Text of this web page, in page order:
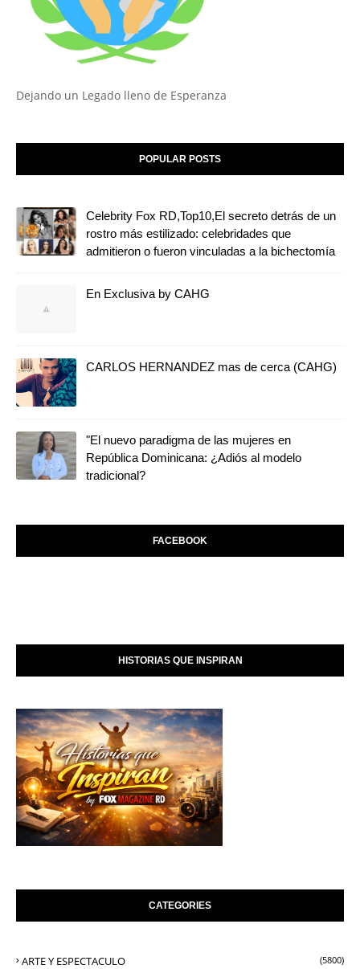
Dejando un Legado lleno de Esperanza
POPULAR POSTS
Celebrity Fox RD,Top10,El secreto detrás de un
rostro más estilizado: celebridades que
admitieron o fueron vinculadas a la bichectomía
En Exclusiva by CAHG
CARLOS HERNANDEZ mas de cerca (CAHG)
"El nuevo paradigma de las mujeres en
República Dominicana: ¿Adiós al modelo
tradicional?
FACEBOOK
HISTORIAS QUE INSPIRAN
CATEGORIES
ARTE Y ESPECTACULO (5800)